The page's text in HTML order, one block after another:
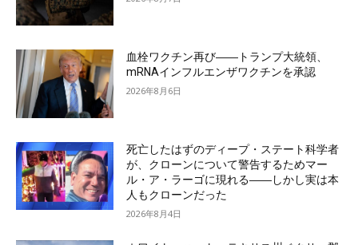
血栓ワクチン再び――トランプ大統領、
mRNAインフルエンザワクチンを承認
2026年8月6日
死亡したはずのディープ・ステート科学者
が、クローンについて警告するためマー
ル・ア・ラーゴに現れる――しかし実は本
人もクローンだった
2026年8月4日